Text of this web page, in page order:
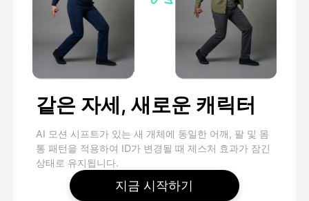
같은 자세, 새로운 캐릭터
AI 모션 시프트가 있는 새 개체에 동일한 어깨, 팔 및 몸
통 패턴을 적용하여 ID가 변경될 때 제스처 효과가 잠긴
상태로 유지됩니다.
지금 시작하기